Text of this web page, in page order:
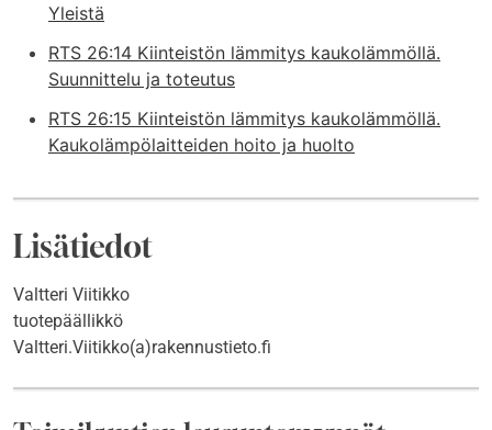
Yleistä
RTS 26:14 Kiinteistön lämmitys kaukolämmöllä.
Suunnittelu ja toteutus
RTS 26:15 Kiinteistön lämmitys kaukolämmöllä.
Kaukolämpölaitteiden hoito ja huolto
Lisätiedot
Valtteri Viitikko
tuotepäällikkö
Valtteri.Viitikko(a)rakennustieto.fi